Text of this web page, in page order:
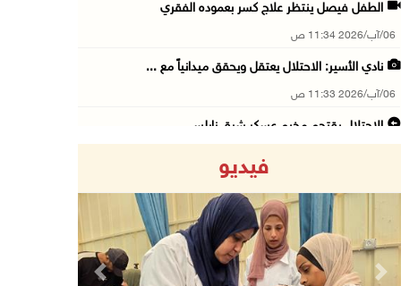
الطفل فيصل ينتظر علاج كسر بعموده الفقري
06/آب/2026 11:34 ص
نادي الأسير: الاحتلال يعتقل ويحقق ميدانياً مع ...
06/آب/2026 11:33 ص
الاحتلال يقتحم مخيم عسكر شرق نابلس
مستعمرون يسيّجون أراضي في الأغوار الشمالية
06/آب/2026 10:01 ص
فيديو
Previous Next